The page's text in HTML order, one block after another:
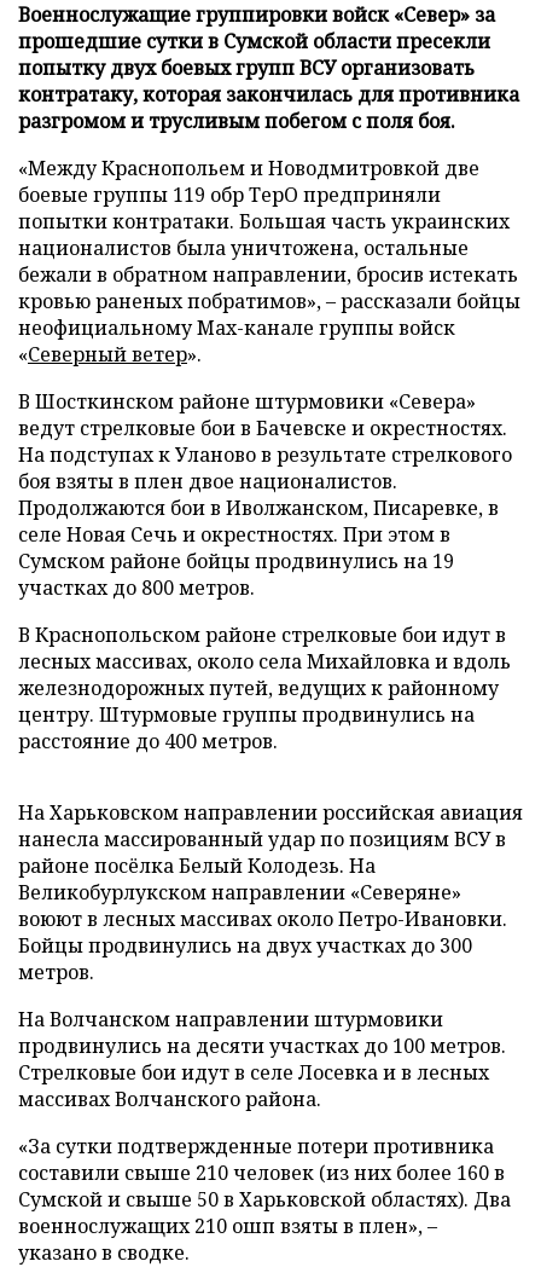
Военнослужащие группировки войск «Север» за
прошедшие сутки в Сумской области пресекли
попытку двух боевых групп ВСУ организовать
контратаку, которая закончилась для противника
разгромом и трусливым побегом с поля боя.
«Между Краснопольем и Новодмитровкой две
боевые группы 119 обр ТерО предприняли
попытки контратаки. Большая часть украинских
националистов была уничтожена, остальные
бежали в обратном направлении, бросив истекать
кровью раненых побратимов», – рассказали бойцы
неофициальному Max-канале группы войск
«Северный ветер».
В Шосткинском районе штурмовики «Севера»
ведут стрелковые бои в Бачевске и окрестностях.
На подступах к Уланово в результате стрелкового
боя взяты в плен двое националистов.
Продолжаются бои в Иволжанском, Писаревке, в
селе Новая Сечь и окрестностях. При этом в
Сумском районе бойцы продвинулись на 19
участках до 800 метров.
В Краснопольском районе стрелковые бои идут в
лесных массивах, около села Михайловка и вдоль
железнодорожных путей, ведущих к районному
центру. Штурмовые группы продвинулись на
расстояние до 400 метров.
На Харьковском направлении российская авиация
нанесла массированный удар по позициям ВСУ в
районе посёлка Белый Колодезь. На
Великобурлукском направлении «Северяне»
воюют в лесных массивах около Петро-Ивановки.
Бойцы продвинулись на двух участках до 300
метров.
На Волчанском направлении штурмовики
продвинулись на десяти участках до 100 метров.
Стрелковые бои идут в селе Лосевка и в лесных
массивах Волчанского района.
«За сутки подтвержденные потери противника
составили свыше 210 человек (из них более 160 в
Сумской и свыше 50 в Харьковской областях). Два
военнослужащих 210 ошп взяты в плен», –
указано в сводке.